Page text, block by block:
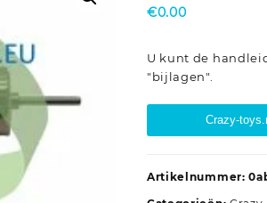
€0.00
U kunt de
"bijlagen".
Crazy-
Artikelnummer: